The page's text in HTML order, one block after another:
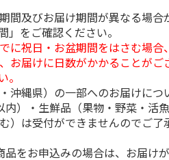
の焼のり Ａ
（1）
円
・税込)
＜お中元＞のり詰合
せ
(送料・税込) (
間及びお届け期間が異なる場合
」をご確認ください。
に祝日・お盆期間をはさむ場合
お届けに日数がかかることがご
縄県）の一部へのお届けにつ
）・生鮮品（果物・野菜・活
）は受付ができませんのでご了
をお申込みの場合は、お届け